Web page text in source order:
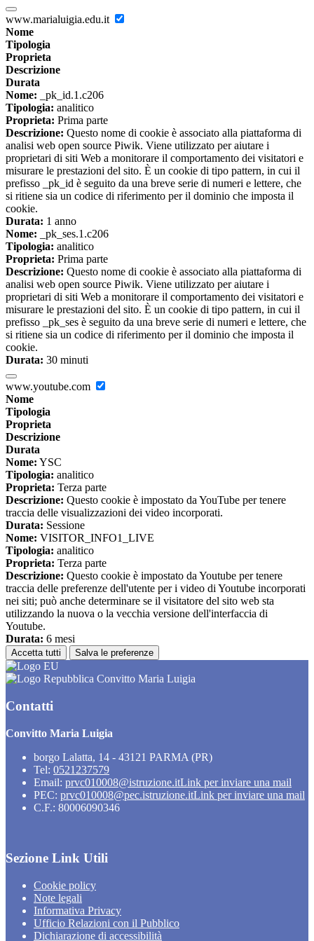
www.marialuigia.edu.it
Nome
Tipologia
Proprieta
Descrizione
Durata
Nome: _pk_id.1.c206
Tipologia: analitico
Proprieta: Prima parte
Descrizione: Questo nome di cookie è associato alla piattaforma di
analisi web open source Piwik. Viene utilizzato per aiutare i
proprietari di siti Web a monitorare il comportamento dei visitatori e
misurare le prestazioni del sito. È un cookie di tipo pattern, in cui il
prefisso _pk_id è seguito da una breve serie di numeri e lettere, che
si ritiene sia un codice di riferimento per il dominio che imposta il
cookie.
Durata: 1 anno
Nome: _pk_ses.1.c206
Tipologia: analitico
Proprieta: Prima parte
Descrizione: Questo nome di cookie è associato alla piattaforma di
analisi web open source Piwik. Viene utilizzato per aiutare i
proprietari di siti Web a monitorare il comportamento dei visitatori e
misurare le prestazioni del sito. È un cookie di tipo pattern, in cui il
prefisso _pk_ses è seguito da una breve serie di numeri e lettere, che
si ritiene sia un codice di riferimento per il dominio che imposta il
cookie.
Durata: 30 minuti
www.youtube.com
Nome
Tipologia
Proprieta
Descrizione
Durata
Nome: YSC
Tipologia: analitico
Proprieta: Terza parte
Descrizione: Questo cookie è impostato da YouTube per tenere
traccia delle visualizzazioni dei video incorporati.
Durata: Sessione
Nome: VISITOR_INFO1_LIVE
Tipologia: analitico
Proprieta: Terza parte
Descrizione: Questo cookie è impostato da Youtube per tenere
traccia delle preferenze dell'utente per i video di Youtube incorporati
nei siti; può anche determinare se il visitatore del sito web sta
utilizzando la nuova o la vecchia versione dell'interfaccia di
Youtube.
Durata: 6 mesi
Accetta tutti Salva le preferenze
Convitto Maria Luigia
Contatti
Convitto Maria Luigia
borgo Lalatta, 14 - 43121 PARMA (PR)
Tel: 0521237579
Email: prvc010008@istruzione.itLink per inviare una mail
PEC: prvc010008@pec.istruzione.itLink per inviare una mail
C.F.: 80006090346
Sezione Link Utili
Cookie policy
Note legali
Informativa Privacy
Ufficio Relazioni con il Pubblico
Dichiarazione di accessibilità